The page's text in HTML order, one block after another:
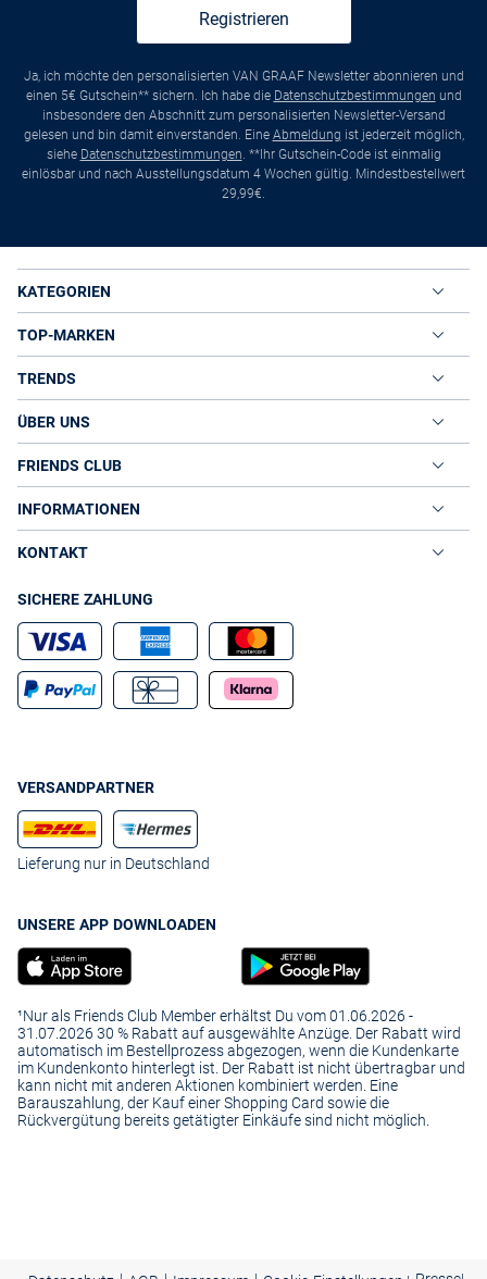
Registrieren
Ja, ich möchte den personalisierten VAN GRAAF Newsletter abonnieren und
einen 5€ Gutschein** sichern. Ich habe die Datenschutzbestimmungen und
insbesondere den Abschnitt zum personalisierten Newsletter-Versand
gelesen und bin damit einverstanden. Eine Abmeldung ist jederzeit möglich,
siehe Datenschutzbestimmungen. **Ihr Gutschein-Code ist einmalig
einlösbar und nach Ausstellungsdatum 4 Wochen gültig. Mindestbestellwert
29,99€.
KATEGORIEN
TOP-MARKEN
TRENDS
ÜBER UNS
FRIENDS CLUB
INFORMATIONEN
KONTAKT
SICHERE ZAHLUNG
VERSANDPARTNER
Lieferung nur in Deutschland
UNSERE APP DOWNLOADEN
¹Nur als Friends Club Member erhältst Du vom 01.06.2026 -
31.07.2026 30 % Rabatt auf ausgewählte Anzüge. Der Rabatt wird
automatisch im Bestellprozess abgezogen, wenn die Kundenkarte
im Kundenkonto hinterlegt ist. Der Rabatt ist nicht übertragbar und
kann nicht mit anderen Aktionen kombiniert werden. Eine
Barauszahlung, der Kauf einer Shopping Card sowie die
Rückvergütung bereits getätigter Einkäufe sind nicht möglich.